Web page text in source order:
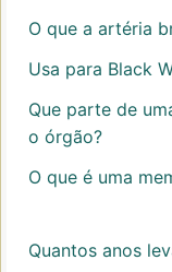
O que a artéria
Usa para Black
Que parte de
o órgão?
O que é uma
Quantos anos